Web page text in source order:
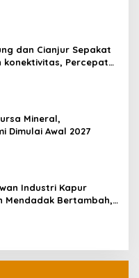
2027
dan Cianjur Sepakat
konektivitas, Percepat
Daerah
Mineral,
Dimulai Awal 2027
Industri Kapur
Mendadak Bertambah,